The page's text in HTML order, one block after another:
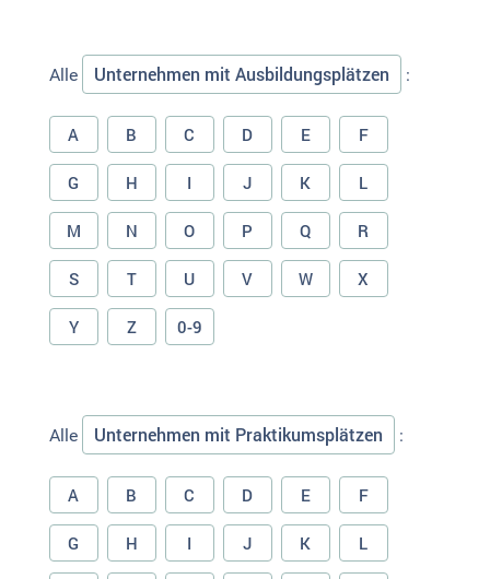
Alle Unternehmen mit Ausbildungsplätzen :
A B C D E F
G H I J K L
M N O P Q R
S T U V W X
Y Z 0-9
Alle Unternehmen mit Praktikumsplätzen :
A B C D E F
G H I J K L